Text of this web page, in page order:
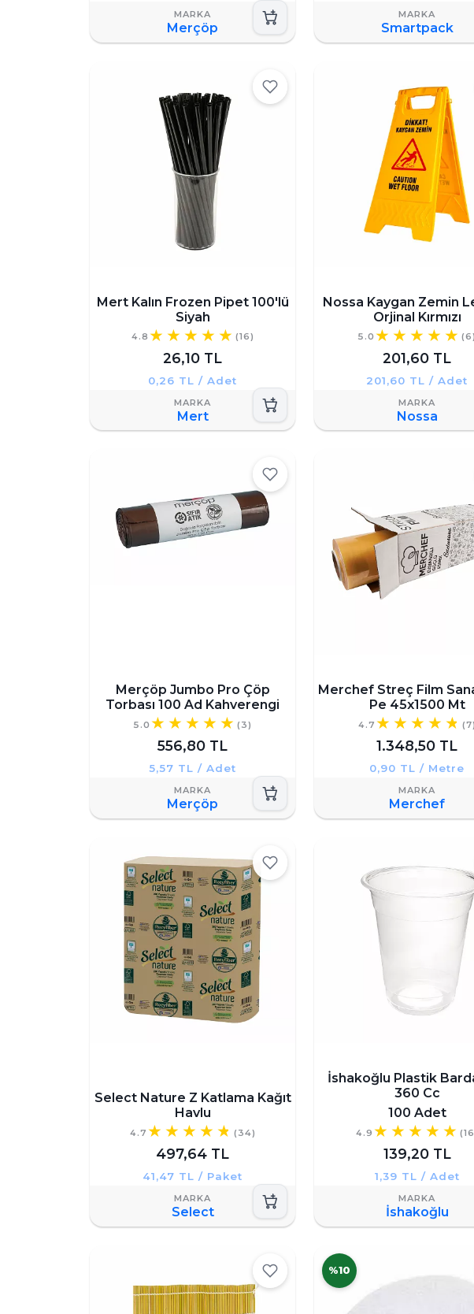
Merçöp Smartpack
Mert Kalın Frozen Pipet 100'lü
Siyah
4.8 (16)
26,10 TL
0,26 TL / Adet
Mert
Nossa Kaygan Zemin
Orjinal Kırmızı
5.0 (6)
201,60 TL
201,60 TL / Adet
Nossa
Merçöp Jumbo Pro Çöp
Torbası 100 Ad Kahverengi
5.0 (3)
556,80 TL
5,57 TL / Adet
Merçöp
Merchef Streç Film
Pe 45x1500 Mt
4.7 (7)
1.348,50 TL
0,90 TL / Metre
Merchef
Select Nature Z Katlama Kağıt
Havlu
4.7 (34)
497,64 TL
41,47 TL / Paket
Select
İshakoğlu Plastik
360 Cc
100 Adet
4.9
139,20 TL
1,39 TL / Adet
İshakoğlu
%10